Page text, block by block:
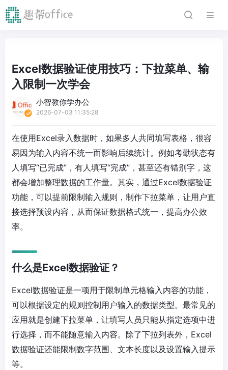
Excel数据验证使用技巧：下拉菜单、输
入限制一次学会
小智教你学办公
2026-07-03 11:35:28
在使用Excel录入数据时，如果多人共同填写表格，很容
易因为输入内容不统一而影响后续统计。例如考勤状态有
人填写“已完成”，有人填写“完成”，甚至还有错别字，这
都会增加整理数据的工作量。其实，通过Excel数据验证
功能，可以提前限制输入规则，制作下拉菜单，让用户直
接选择预设内容，从而保证数据格式统一，提高办公效
率。
什么是Excel数据验证？
Excel数据验证是一项用于限制单元格输入内容的功能，
可以根据设定的规则控制用户输入的数据类型。最常见的
应用就是创建下拉菜单，让填写人员只能从指定选项中进
行选择，而不能随意输入内容。除了下拉列表外，Excel
数据验证还能限制数字范围、文本长度以及设置输入提示
等。